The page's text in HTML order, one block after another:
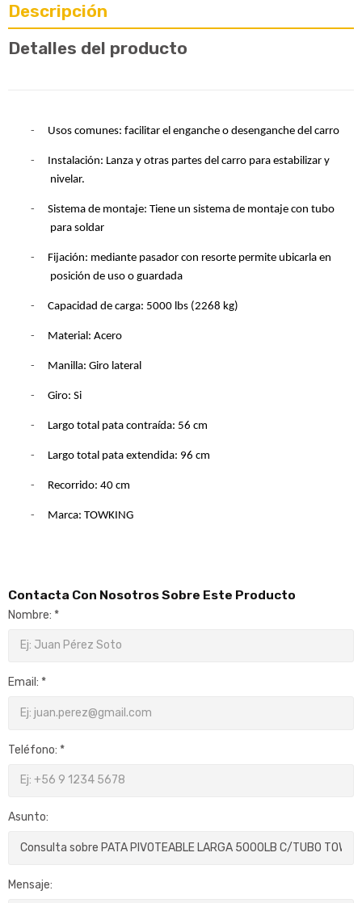
Descripción
Detalles del producto
- Usos comunes: facilitar el enganche o desenganche del carro
-
Instalación: Lanza y otras partes del carro para estabilizar y
nivelar.
- Sistema de montaje:Tiene un sistema de montaje con tubo
para soldar
-
Fijación: mediante pasador con resorte permite ubicarla en
posición de uso o guardada
- Capacidad de carga: 5000 lbs (2268 kg)
- Material: Acero
- Manilla: Giro lateral
- Giro: Si
- Largo total pata contraída: 56 cm
- Largo total pata extendida: 96 cm
- Recorrido: 40 cm
- Marca: TOWKING
Contacta Con Nosotros Sobre Este Producto
Nombre: *
Email: *
Teléfono: *
Asunto:
Mensaje: